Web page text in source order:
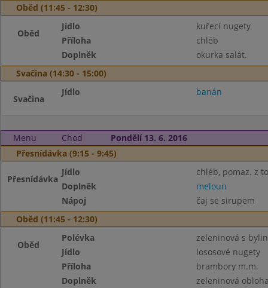
Oběd (11:45 - 12:30)
Oběd
Jídlo
kuřecí nugety
Příloha
chléb
Doplněk
okurka salát.
Svačina (14:30 - 15:00)
Svačina
Jídlo banán
Menu Chod
Pondělí 13. 6. 2016
Přesnídávka (9:15 - 9:45)
Přesnídávka
Jídlo
chléb, pomaz. z
Doplněk
meloun
Nápoj
čaj se sirupem
Oběd (11:45 - 12:30)
Oběd
Polévka
zeleninová s
Jídlo
lososové nugety
Příloha
brambory m.m.
Doplněk
zeleninová